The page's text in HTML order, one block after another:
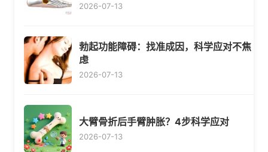
2026-07-13
勃起功能障碍：找准成因，科学应对不焦
虑
2026-07-13
大臂骨折后手臂肿胀？4步科学应对
2026-07-13